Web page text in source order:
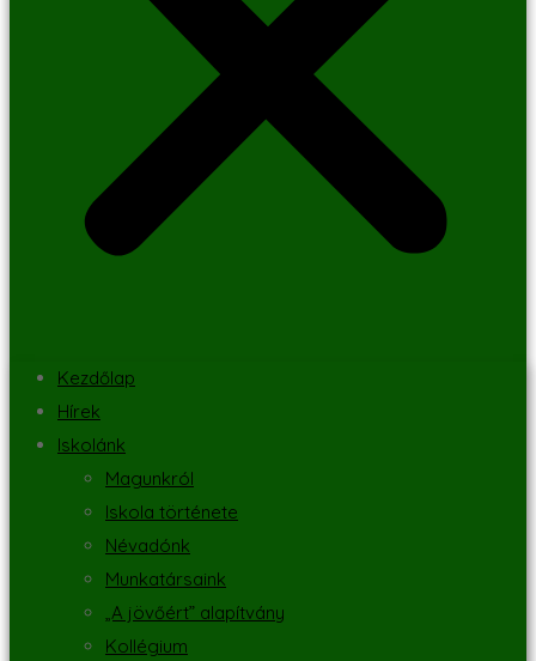
Kezdőlap
Hírek
Iskolánk
Magunkról
Iskola története
Névadónk
Munkatársaink
„A jövőért” alapítvány
Kollégium